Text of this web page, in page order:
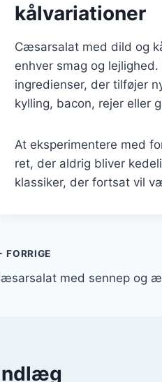
kålvariationer
Cæsarsalat med dild og
enhver smag og
ingredienser, der tilføjer
kylling, bacon, rejer eller
At eksperimentere med
ret, der aldrig bliver
klassiker, der fortsat vil
FORRIGE
med sennep og